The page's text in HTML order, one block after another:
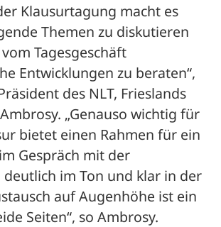
Klausurtagung macht es
Themen zu diskutieren
Tagesgeschäft
Entwicklungen zu beraten“,
des NLT, Frieslands
„Genauso wichtig für
bietet einen Rahmen für ein
Gespräch mit der
deutlich im Ton und klar in der
auf Augenhöhe ist ein
Seiten“, so Ambrosy.